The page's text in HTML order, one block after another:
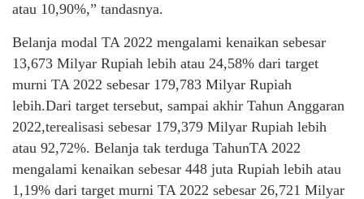
atau 10,90%,” tandasnya.
Belanja modal TA 2022 mengalami kenaikan sebesar
13,673 Milyar Rupiah lebih atau 24,58% dari target
murni TA 2022 sebesar 179,783 Milyar Rupiah
lebih.Dari target tersebut, sampai akhir Tahun Anggaran
2022,terealisasi sebesar 179,379 Milyar Rupiah lebih
atau 92,72%. Belanja tak terduga TahunTA 2022
mengalami kenaikan sebesar 448 juta Rupiah lebih atau
1,19% dari target murni TA 2022 sebesar 26,721 Milyar